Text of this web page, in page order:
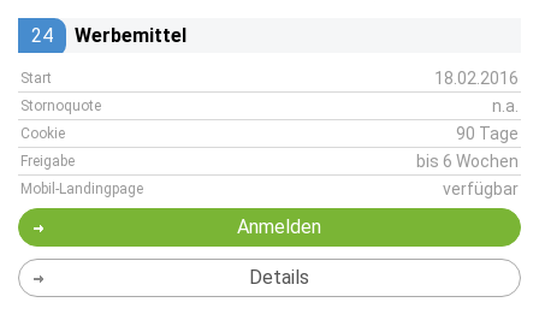
24 Werbemittel
Start 18.02.2016
Stornoquote n.a.
Cookie 90 Tage
Freigabe bis 6 Wochen
Mobil-Landingpage verfügbar
Anmelden
Details